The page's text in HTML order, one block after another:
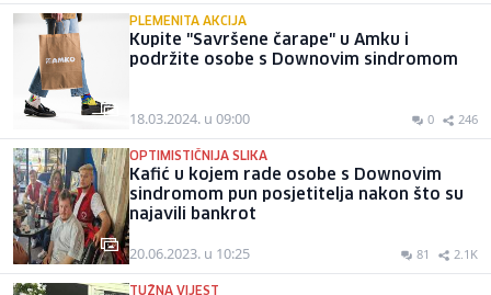
PLEMENITA AKCIJA
Kupite "Savršene čarape" u Amku i
podržite osobe s Downovim sindromom
18.03.2024. u 09:00 0 246
OPTIMISTIČNIJA SLIKA
Kafić u kojem rade osobe s Downovim
sindromom pun posjetitelja nakon što su
najavili bankrot
20.06.2023. u 10:25 81 2.1K
TUŽNA VIJEST